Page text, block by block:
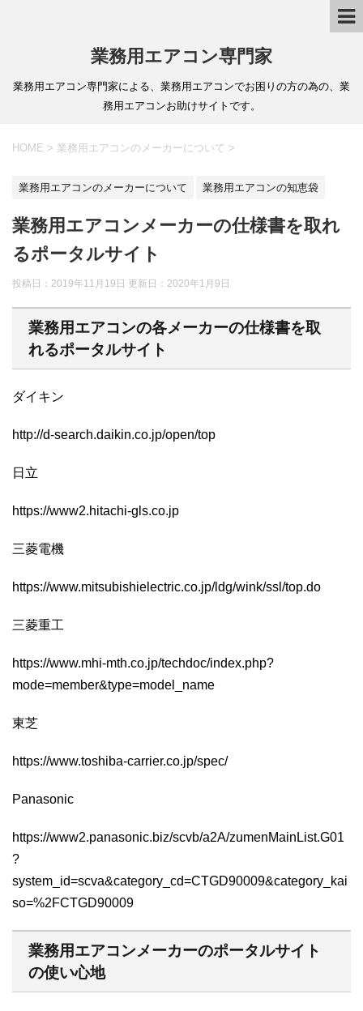
業務用エアコン専門家
業務用エアコン専門家による、業務用エアコンでお困りの方の為の、業
務用エアコンお助けサイトです。
HOME > 業務用エアコンのメーカーについて >
業務用エアコンのメーカーについて 業務用エアコンの知恵袋
業務用エアコンメーカーの仕様書を取れ
るポータルサイト
投稿日：2019年11月19日 更新日： 2020年1月9日
業務用エアコンの各メーカーの仕様書を取
れるポータルサイト
ダイキン
http://d-search.daikin.co.jp/open/top
日立
https://www2.hitachi-gls.co.jp
三菱電機
https://www.mitsubishielectric.co.jp/ldg/wink/ssl/top.do
三菱重工
https://www.mhi-mth.co.jp/techdoc/index.php?
mode=member&type=model_name
東芝
https://www.toshiba-carrier.co.jp/spec/
Panasonic
https://www2.panasonic.biz/scvb/a2A/zumenMainList.G01
?
system_id=scva&category_cd=CTGD90009&category_kai
so=%2FCTGD90009
業務用エアコンメーカーのポータルサイト
の使い心地